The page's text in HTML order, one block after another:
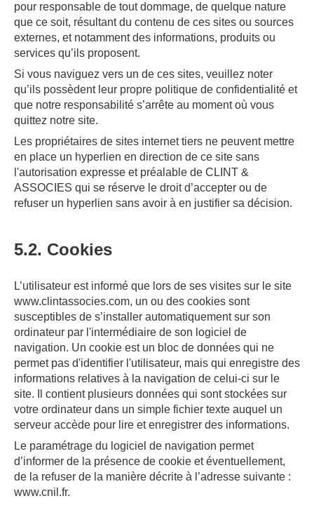
pour responsable de tout dommage, de quelque nature
que ce soit, résultant du contenu de ces sites ou sources
externes, et notamment des informations, produits ou
services qu’ils proposent.
Si vous naviguez vers un de ces sites, veuillez noter
qu’ils possèdent leur propre politique de confidentialité et
que notre responsabilité s’arrête au moment où vous
quittez notre site.
Les propriétaires de sites internet tiers ne peuvent mettre
en place un hyperlien en direction de ce site sans
l'autorisation expresse et préalable de CLINT &
ASSOCIES qui se réserve le droit d’accepter ou de
refuser un hyperlien sans avoir à en justifier sa décision.
5.2. Cookies
L’utilisateur est informé que lors de ses visites sur le site
www.clintassocies.com, un ou des cookies sont
susceptibles de s’installer automatiquement sur son
ordinateur par l'intermédiaire de son logiciel de
navigation. Un cookie est un bloc de données qui ne
permet pas d'identifier l'utilisateur, mais qui enregistre des
informations relatives à la navigation de celui-ci sur le
site. Il contient plusieurs données qui sont stockées sur
votre ordinateur dans un simple fichier texte auquel un
serveur accède pour lire et enregistrer des informations.
Le paramétrage du logiciel de navigation permet
d’informer de la présence de cookie et éventuellement,
de la refuser de la manière décrite à l’adresse suivante :
www.cnil.fr.